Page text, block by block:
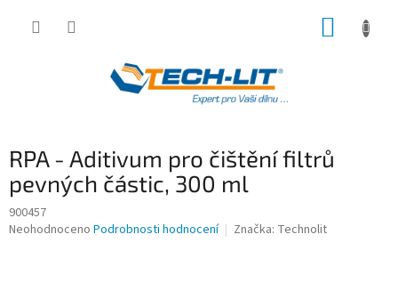
RPA - Aditivum pro čištění filtrů
pevných částic, 300 ml
900457
Průměrné
Neohodnoceno Podrobnosti hodnocení Značka: Technolit